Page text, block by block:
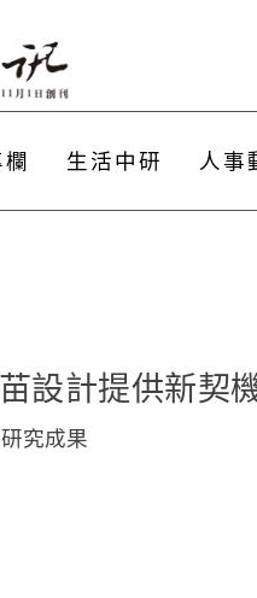
生活中研 人事
設計提供新契
研究成果